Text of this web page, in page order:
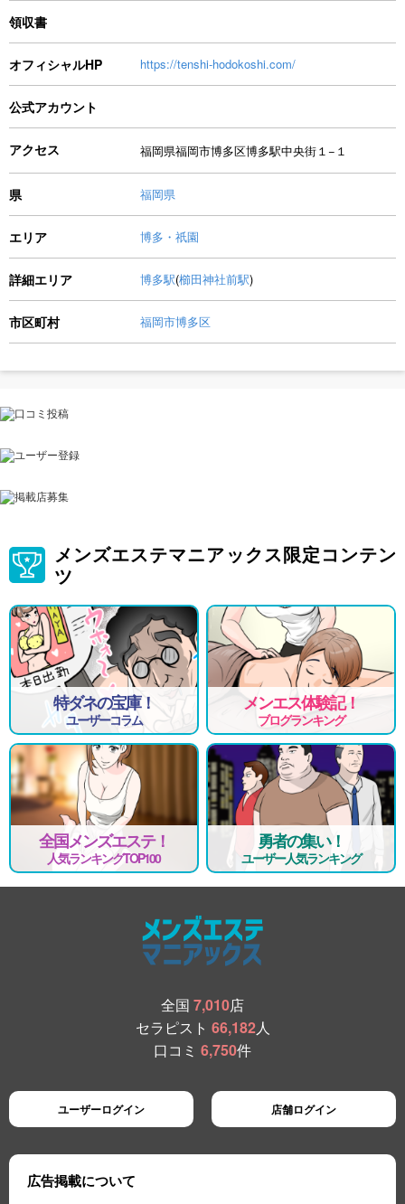
領収書
オフィシャルHP https://tenshi-hodokoshi.com/
公式アカウント
アクセス 福岡県福岡市博多区博多駅中央街１−１
県 福岡県
エリア 博多・祇園
詳細エリア 博多駅(櫛田神社前駅)
市区町村 福岡市博多区
メンズエステマニアックス限定コンテン
ツ
特ダネの宝庫！
ユーザーコラム
メンエス体験記！
ブログランキング
全国メンズエステ！
人気ランキングTOP100
勇者の集い！
ユーザー人気ランキング
全国 7,010店
セラピスト 66,182人
口コミ 6,750件
ユーザーログイン 店舗ログイン
広告掲載について